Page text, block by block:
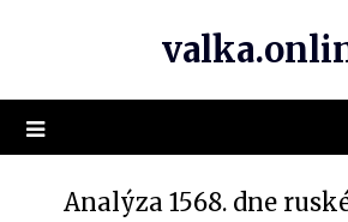
Analýza 1568. dne